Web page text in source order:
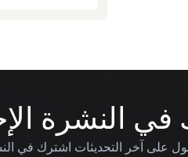
النشرة
على آخر التحديثات اشترك في